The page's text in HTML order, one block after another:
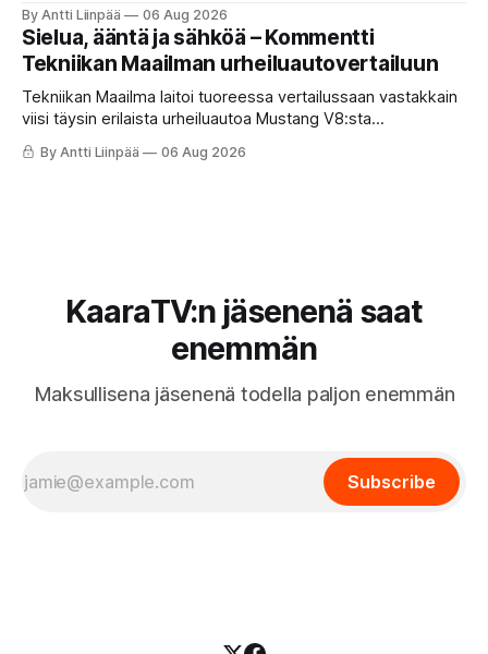
pakettiautoihin ja mitä syksyn 2026 uutuuksilta sopii
odottaa? Katso kattava katsaus maamme tarjontaan ja
ostajan tärkeimpiin vinkkeihin!
By Antti Liinpää 06 Aug 2026
Sielua, ääntä ja sähköä – Kommentti
Tekniikan Maailman urheiluautovertailuun
Tekniikan Maailma laitoi tuoreessa vertailussaan vastakkain
viisi täysin erilaista urheiluautoa Mustang V8:sta
täyssähköiseen Hyundai Ioniq 6 N:ään. KaaraTV otti lehden
käteen ja pani autot omaan paremmuusjärjestykseen
By Antti Liinpää 06 Aug 2026
KaaraTV:n jäsenenä saat
enemmän
Maksullisena jäsenenä todella paljon enemmän
Subscribe